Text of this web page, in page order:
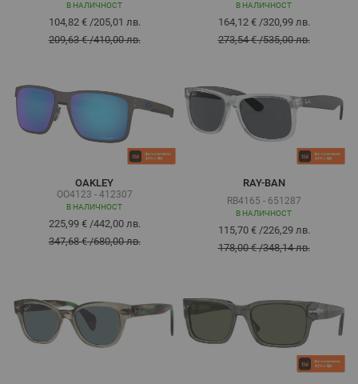
В НАЛИЧНОСТ
104,82 €/205,01 лв.
209,63 €/410,00 лв.
В НАЛИЧНОСТ
164,12 €/320,99 лв.
273,54 €/535,00 лв.
OAKLEY
OO4123 - 412307
В НАЛИЧНОСТ
225,99 €/442,00 лв.
347,68 €/680,00 лв.
RAY-BAN
RB4165 - 651287
В НАЛИЧНОСТ
115,70 €/226,29 лв.
178,00 €/348,14 лв.